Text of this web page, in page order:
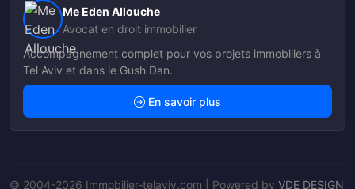
Me Eden Allouche
Avocat en droit immobilier
Accompagnement complet pour vos projets immobiliers à
Tel Aviv et dans le Gush Dan.
En savoir plus
© 2004-2026 Immobilier-telaviv.com | Powered by VDE DESIGN